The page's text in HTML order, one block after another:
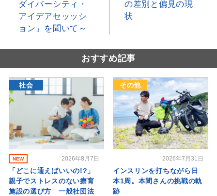
ダイバーシティ・
アイデアセッッシ
ョン」を聞いて～
の差別と偏見の現
状
おすすめ記事
社会
NEW 2026年8月7日
「どこに通えばいいの!?」
親子でストレスのない療育
施設の選び方 一般社団法
その他
2026年7月31日
インスリンを打ちながら日
本1周。本間さんの挑戦の軌
跡